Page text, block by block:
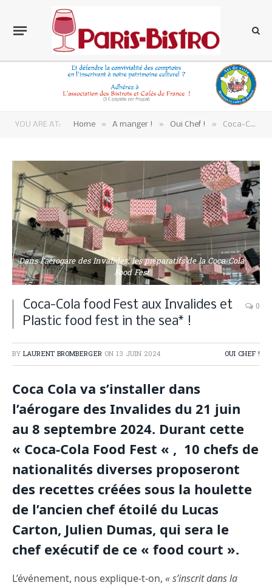
YOU ARE AT: Home » A manger ! » Oui Chef ! » Coca-Cola food Fest aux Invalides et Plastic food fest in the sea* !
Dans l'aérogare des Invalides, les préparatifs de la Coca-Cola
Food Fest
Coca-Cola food Fest aux Invalides et
Plastic food fest in the sea* !
0
BY LAURENT BROMBERGER ON 13 JUIN 2024 OUI CHEF !
Coca Cola va s’installer dans
l’aérogare des Invalides du 21 juin
au 8 septembre 2024. Durant cette
« Coca-Cola Food Fest « , 10 chefs de
nationalités diverses proposeront
des recettes créées sous la houlette
de l’ancien chef étoilé du Lucas
Carton, Julien Dumas, qui sera le
chef exécutif de ce « food court ».
L’événement, nous explique-t-on, « s’inscrit dans la